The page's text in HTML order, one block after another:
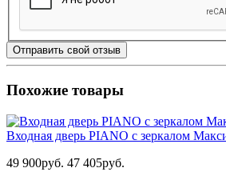
Отправить свой отзыв
Похожие товары
Входная дверь PIANO с зеркалом
49 900руб. 47 405руб.